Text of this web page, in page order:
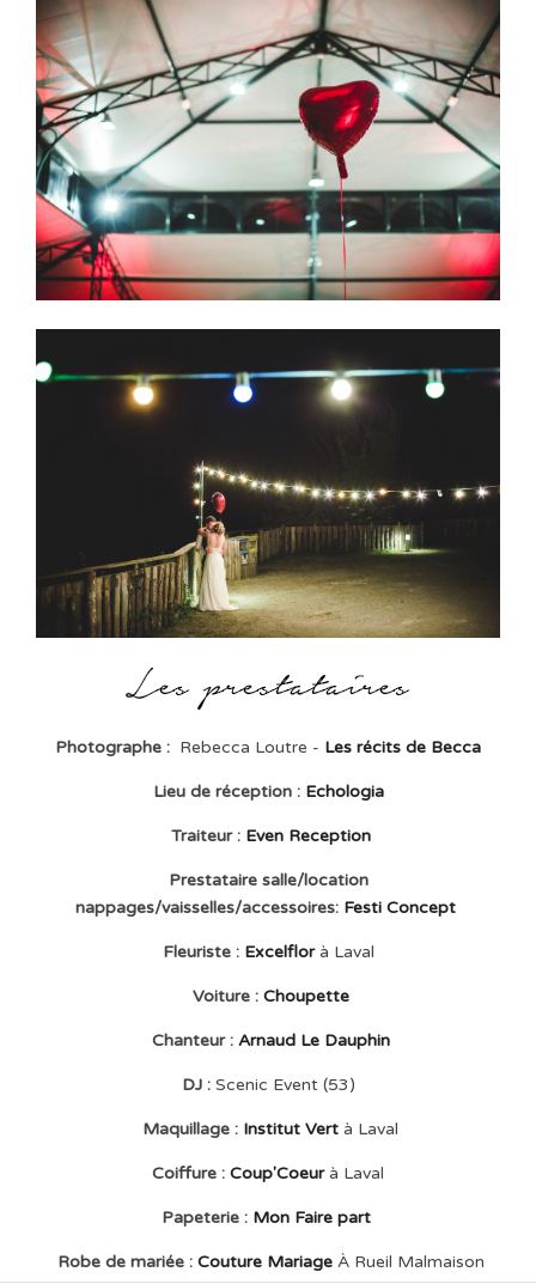
Photographe : Rebecca Loutre - Les récits de Becca
Lieu de réception : Echologia
Traiteur : Even Reception
Prestataire salle/location
nappages/vaisselles/accessoires: Festi Concept
Fleuriste : Excelflorà Laval
Voiture : Choupette
Chanteur : Arnaud Le Dauphin
DJ : Scenic Event (53)
Maquillage : Institut Vert à Laval
Coiffure : Coup'Coeurà Laval
Papeterie : Mon Faire part
Robe de mariée : Couture MariageÀ Rueil Malmaison